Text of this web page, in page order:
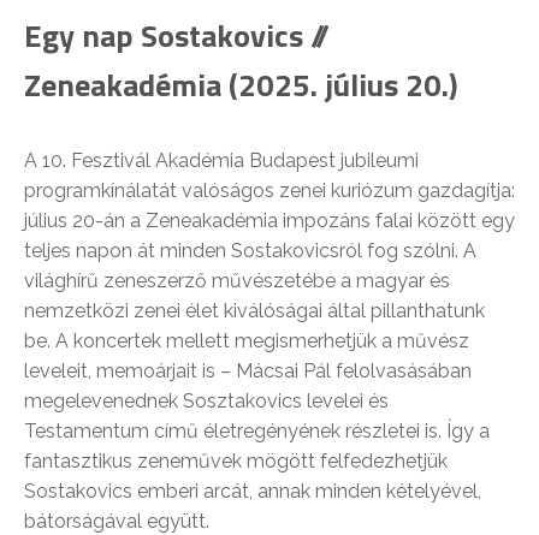
Egy nap Sostakovics //
Zeneakadémia (2025. július 20.)
A 10. Fesztivál Akadémia Budapest jubileumi
programkínálatát valóságos zenei kuriózum gazdagítja:
július 20-án a Zeneakadémia impozáns falai között egy
teljes napon át minden Sostakovicsról fog szólni. A
világhírű zeneszerző művészetébe a magyar és
nemzetközi zenei élet kiválóságai által pillanthatunk
be. A koncertek mellett megismerhetjük a művész
leveleit, memoárjait is – Mácsai Pál felolvasásában
megelevenednek Sosztakovics levelei és
Testamentum című életregényének részletei is. Így a
fantasztikus zeneművek mögött felfedezhetjük
Sostakovics emberi arcát, annak minden kételyével,
bátorságával együtt.